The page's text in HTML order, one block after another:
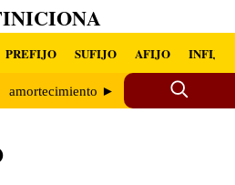
PREFIJO SUFIJO AFIJO INFIJO
amortecimiento ►